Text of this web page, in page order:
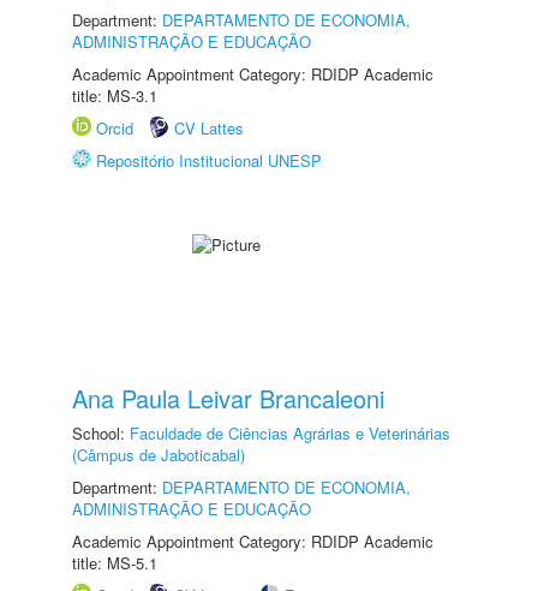
Department: DEPARTAMENTO DE ECONOMIA,
ADMINISTRAÇÃO E EDUCAÇÃO
Academic Appointment Category: RDIDP Academic
title: MS-3.1
Orcid
CV Lattes
Repositório Institucional UNESP
Ana Paula Leivar Brancaleoni
School: Faculdade de Ciências Agrárias e Veterinárias
(Câmpus de Jaboticabal)
Department: DEPARTAMENTO DE ECONOMIA,
ADMINISTRAÇÃO E EDUCAÇÃO
Academic Appointment Category: RDIDP Academic
title: MS-5.1